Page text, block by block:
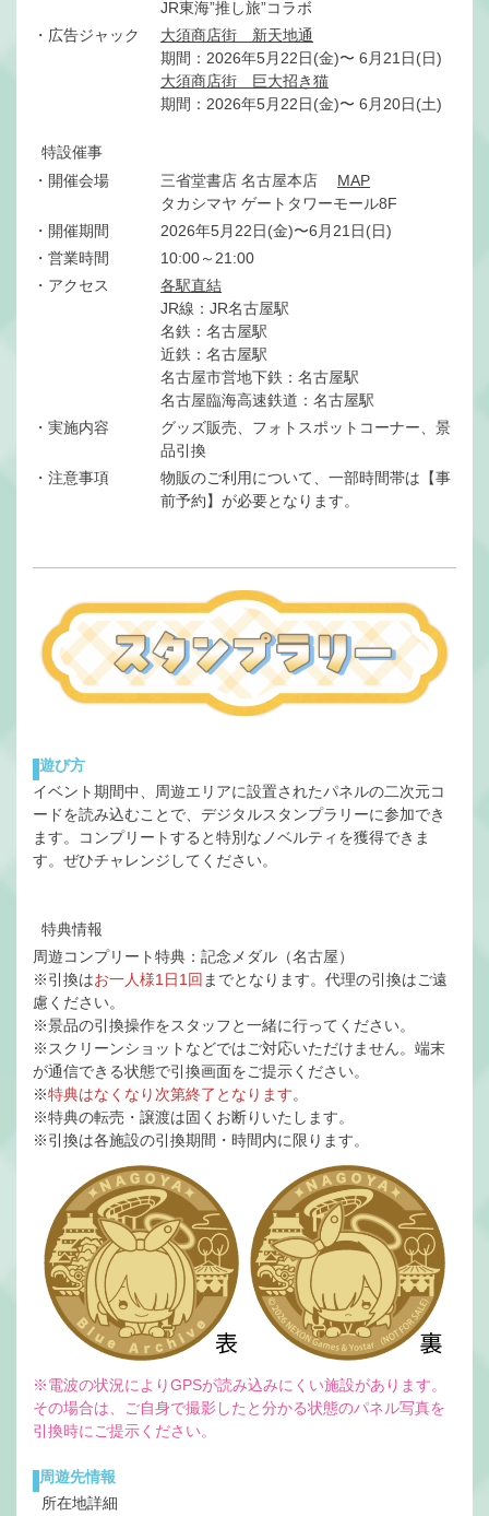
JR東海”推し旅”コラボ
・広告ジャック
大須商店街 新天地通
期間：2026年5月22日(金)〜 6月21日(日)
大須商店街 巨大招き猫
期間：2026年5月22日(金)〜 6月20日(土)
特設催事
・開催会場
三省堂書店 名古屋本店 MAP
タカシマヤ ゲートタワーモール8F
・開催期間
2026年5月22日(金)〜6月21日(日)
・営業時間
10:00～21:00
・アクセス
各駅直結
JR線：JR名古屋駅
名鉄：名古屋駅
近鉄：名古屋駅
名古屋市営地下鉄：名古屋駅
名古屋臨海高速鉄道：名古屋駅
・実施内容
グッズ販売、フォトスポットコーナー、景
品引換
・注意事項
物販のご利用について、一部時間帯は【事
前予約】が必要となります。
遊び方
イベント期間中、周遊エリアに設置されたパネルの二次元コ
ードを読み込むことで、デジタルスタンプラリーに参加でき
ます。コンプリートすると特別なノベルティを獲得できま
す。ぜひチャレンジしてください。
特典情報
周遊コンプリート特典：記念メダル（名古屋）
※引換はお⼀⼈様1⽇1回 までとなります。代理の引換はご遠
慮ください。
※景品の引換操作をスタッフと⼀緒に⾏ってください。
※スクリーンショットなどではご対応いただけません。端末
が通信できる状態で引換画⾯をご提⽰ください。
※特典はなくなり次第終了となります。
※特典の転売・譲渡は固くお断りいたします。
※引換は各施設の引換期間・時間内に限ります。
※電波の状況によりGPSが読み込みにくい施設があります。
その場合は、ご自身で撮影したと分かる状態のパネル写真を
引換時にご提示ください。
周遊先情報
所在地詳細